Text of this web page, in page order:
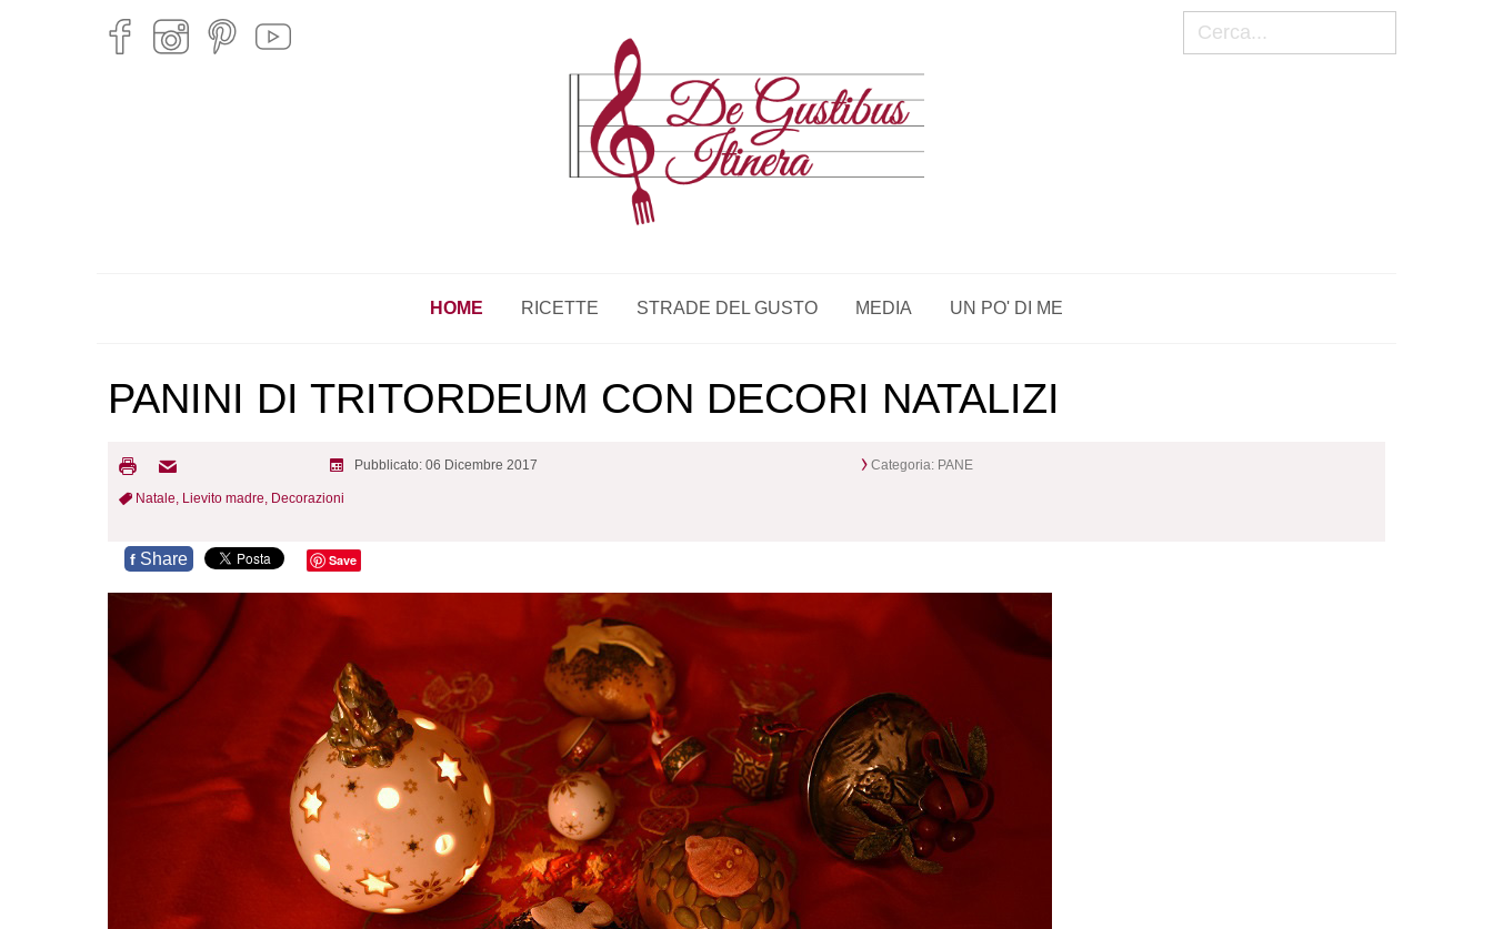
HOME RICETTE STRADE DEL GUSTO MEDIA UN PO' DI ME
PANINI DI TRITORDEUM CON DECORI NATALIZI
Pubblicato: 06 Dicembre 2017 Categoria: PANE
Natale, Lievito madre, Decorazioni
f Share Save